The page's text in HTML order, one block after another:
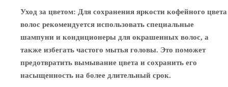
Уход за цветом: Для сохранения яркости кофейного цвета
волос рекомендуется использовать специальные
шампуни и кондиционеры для окрашенных волос, а
также избегать частого мытья головы. Это поможет
предотвратить вымывание цвета и сохранить его
насыщенность на более длительный срок.